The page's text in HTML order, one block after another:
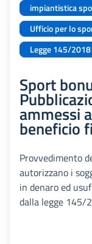
impiantistica spo
Ufficio per lo
Legge 145/2018
Sport
ammessi
beneficio
Provvedimento
autorizzano i
in denaro ed
dalla legge 145/